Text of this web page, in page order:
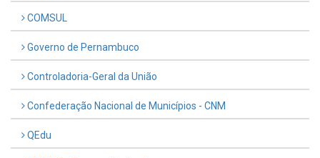
COMSUL
Governo de Pernambuco
Controladoria-Geral da União
Confederação Nacional de Municípios - CNM
QEdu